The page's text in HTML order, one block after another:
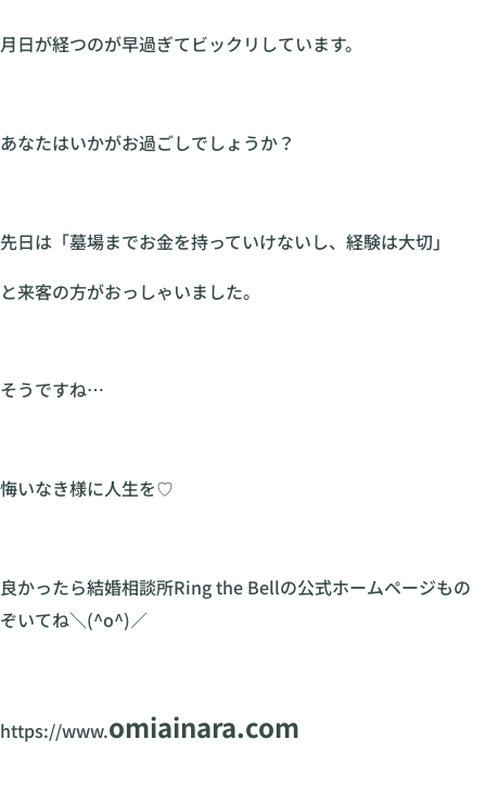
月日が経つのが早過ぎてビックリしています。
あなたはいかがお過ごしでしょうか？
先日は「墓場までお金を持っていけないし、経験は大切」
と来客の方がおっしゃいました。
そうですね…
悔いなき様に人生を♡
良かったら結婚相談所Ring the Bellの公式ホームページもの
ぞいてね＼(^o^)／
https://www.omiainara.com